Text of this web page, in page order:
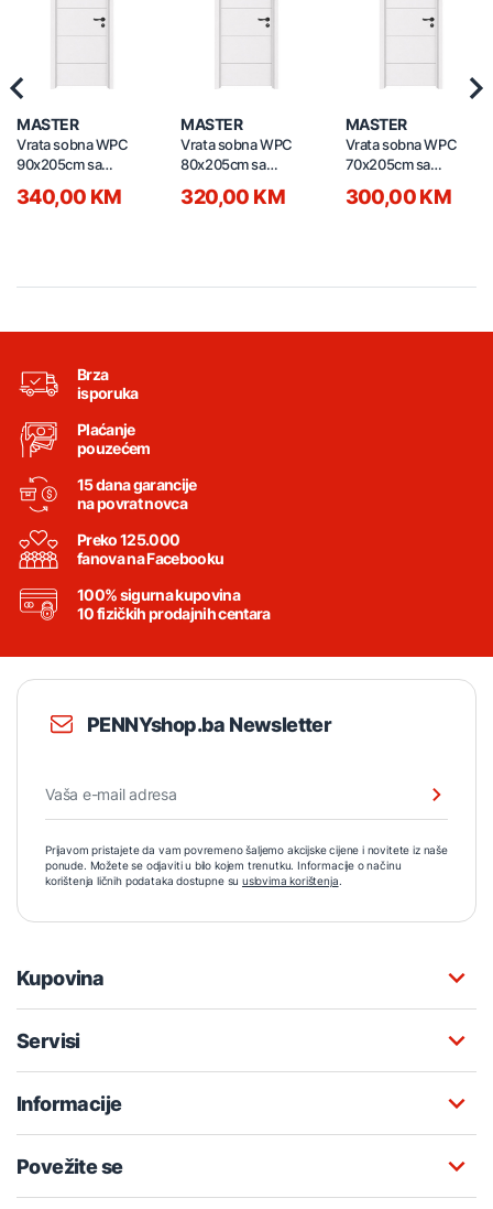
MASTER
Vrata sobna WPC
90x205cm sa
bravom lijeva
340,00 KM
MASTER
Vrata sobna WPC
80x205cm sa
bravom lijeva
320,00 KM
MASTER
Vrata sobna WPC
70x205cm sa
bravom lijeva
300,00 KM
Brza
isporuka
Plaćanje
pouzećem
15 dana garancije
na povrat novca
Preko 125.000
fanova na Facebooku
100% sigurna kupovina
10 fizičkih prodajnih centara
PENNYshop.ba Newsletter
Prijavom pristajete da vam povremeno šaljemo akcijske cijene i novitete iz naše
ponude. Možete se odjaviti u bilo kojem trenutku. Informacije o načinu
korištenja ličnih podataka dostupne su uslovima korištenja.
Kupovina
Servisi
Informacije
Povežite se